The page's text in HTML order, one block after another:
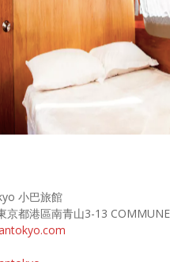
小巴旅館
京都港區南青山3-13